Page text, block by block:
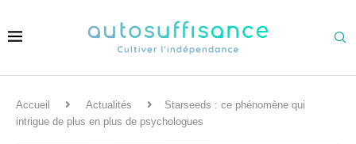
Accueil Actualités
Starseeds : ce phénomène qui
intrigue de plus en plus de psychologues